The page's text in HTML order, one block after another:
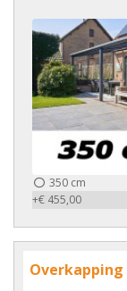
350 cm
+€ 455,00
Overkapping